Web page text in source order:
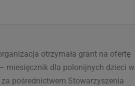
otrzymała grant na ofertę
miesięcznik dla polonijnych dzieci w
za pośrednictwem Stowarzyszenia